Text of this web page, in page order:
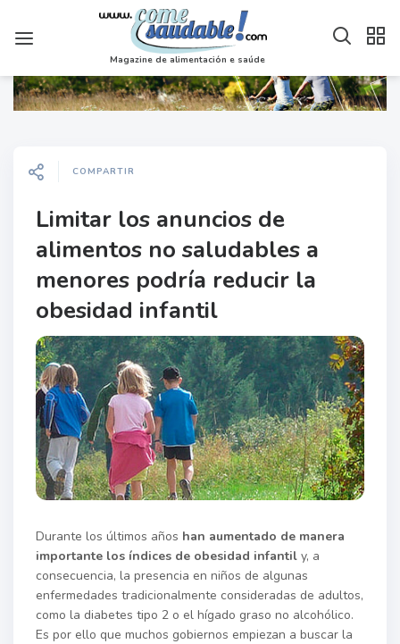
Magazine de alimentación e saúde
COMPARTIR
Limitar los anuncios de
alimentos no saludables a
menores podría reducir la
obesidad infantil
Durante los últimos años han aumentado de manera
importante los índices de obesidad infantil y, a
consecuencia, la presencia en niños de algunas
enfermedades tradicionalmente consideradas de adultos,
como la diabetes tipo 2 o el hígado graso no alcohólico.
Es por ello que muchos gobiernos empiezan a buscar la